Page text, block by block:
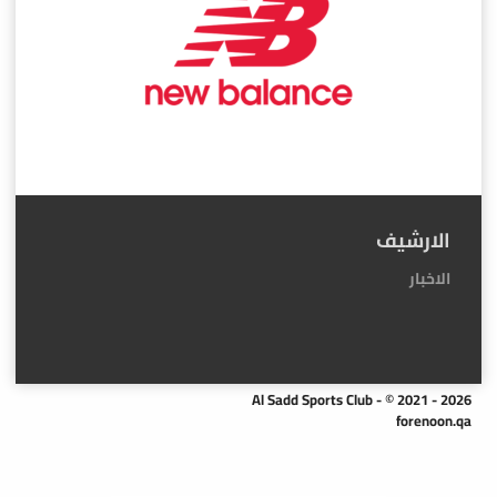
الارشيف
الاخبار
Al Sadd Sports Club - © 2021 - 2026
forenoon.qa